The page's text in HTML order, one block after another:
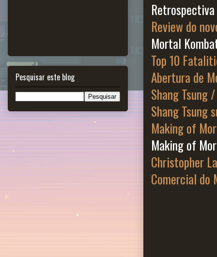
Review do
Mortal
Top 10
Abertura de
Shang
Shang Tsung
Making of
Making of
Christopher
Comercial do
Pesquisar este blog